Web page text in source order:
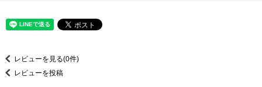
レビューを見る(0件)
レビューを投稿